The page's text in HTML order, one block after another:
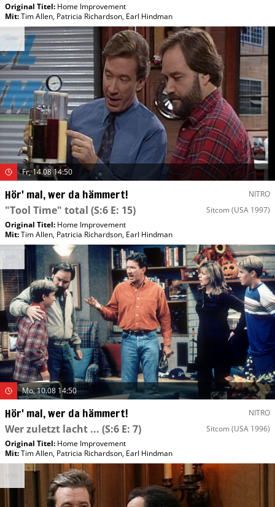
Original Titel: Home Improvement
Mit:Tim Allen, Patricia Richardson, Earl Hindman
Fr, 14.08 14:50
Hör' mal, wer da hämmert! NITRO
"Tool Time" total (S:6 E: 15) Sitcom (USA 1997)
Original Titel: Home Improvement
Mit:Tim Allen, Patricia Richardson, Earl Hindman
Mo, 10.08 14:50
Hör' mal, wer da hämmert! NITRO
Wer zuletzt lacht ... (S:6 E: 7) Sitcom (USA 1996)
Original Titel: Home Improvement
Mit:Tim Allen, Patricia Richardson, Earl Hindman